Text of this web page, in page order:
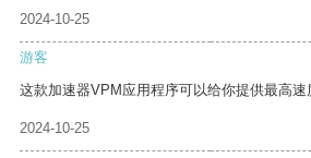
2024-10-25
游客
这款加速器VPM应用程序可以给你提供最高速
2024-10-25